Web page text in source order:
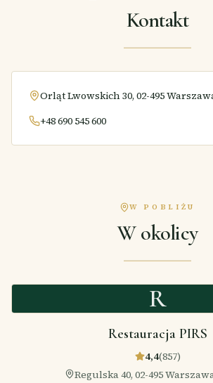
Kontakt
Orląt Lwowskich 30, 02-495
+48 690 545 600
W POBLIŻU
W okolicy
R
Restauracja PIRS
4,4(857)
Regulska 40, 02-495